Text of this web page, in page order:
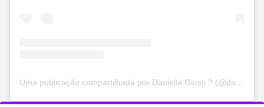
Uma publicação compartilhada por Daniella Giusti ? (@danicalabresa)